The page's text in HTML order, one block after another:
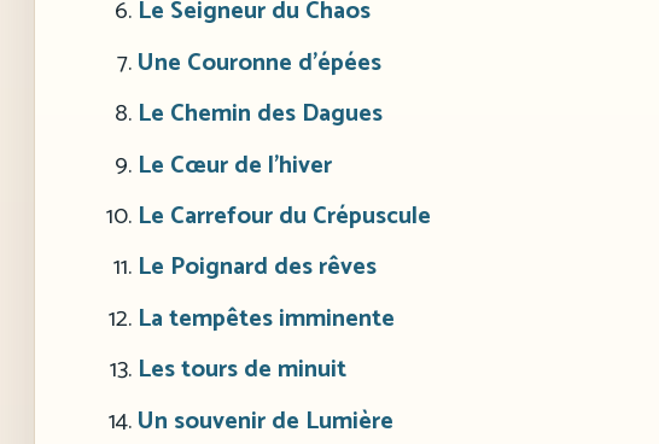
Le Seigneur du Chaos
Une Couronne d’épées
Le Chemin des Dagues
Le Cœur de l’hiver
Le Carrefour du Crépuscule
Le Poignard des rêves
La tempêtes imminente
Les tours de minuit
Un souvenir de Lumière